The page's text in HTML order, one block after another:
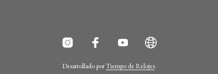
Desarrollado porTiempo de Relojes.